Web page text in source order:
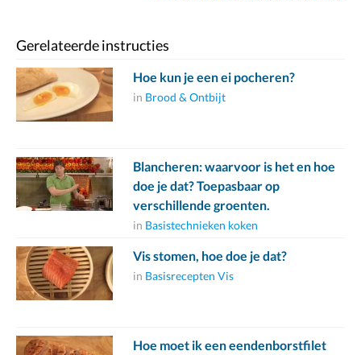
Gerelateerde instructies
Hoe kun je een ei pocheren?
in Brood & Ontbijt
Blancheren: waarvoor is het en hoe
doe je dat? Toepasbaar op
verschillende groenten.
in Basistechnieken koken
Vis stomen, hoe doe je dat?
in Basisrecepten Vis
Hoe moet ik een eendenborstfilet